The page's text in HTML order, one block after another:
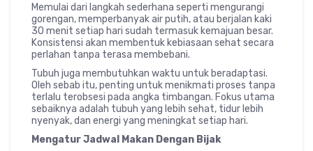
Memulai dari langkah sederhana seperti mengurangi
gorengan, memperbanyak air putih, atau berjalan kaki
30 menit setiap hari sudah termasuk kemajuan besar.
Konsistensi akan membentuk kebiasaan sehat secara
perlahan tanpa terasa membebani.
Tubuh juga membutuhkan waktu untuk beradaptasi.
Oleh sebab itu, penting untuk menikmati proses tanpa
terlalu terobsesi pada angka timbangan. Fokus utama
sebaiknya adalah tubuh yang lebih sehat, tidur lebih
nyenyak, dan energi yang meningkat setiap hari.
Mengatur Jadwal Makan Dengan Bijak